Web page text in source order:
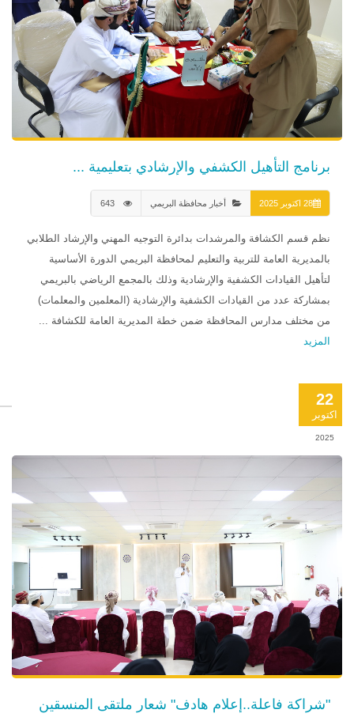
برنامج التأهيل الكشفي والإرشادي بتعليمية ...
28 اكتوبر 2025 أخبار محافظة البريمي
نظم قسم الكشافة والمرشدات بدائرة التوجيه المهني والإرشاد الطلابي
بالمديرية العامة للتربية والتعليم لمحافظة البريمي الدورة الأساسية
لتأهيل القيادات الكشفية والإرشادية وذلك بالمجمع الرياضي بالبريمي
بمشاركة عدد من القيادات الكشفية والإرشادية (المعلمين والمعلمات)
من مختلف مدارس المحافظة ضمن خطة المديرية العامة للكشافة ...
المزيد
22
اكتوبر
2025
"شراكة فاعلة..إعلام هادف" شعار ملتقى المنسقين